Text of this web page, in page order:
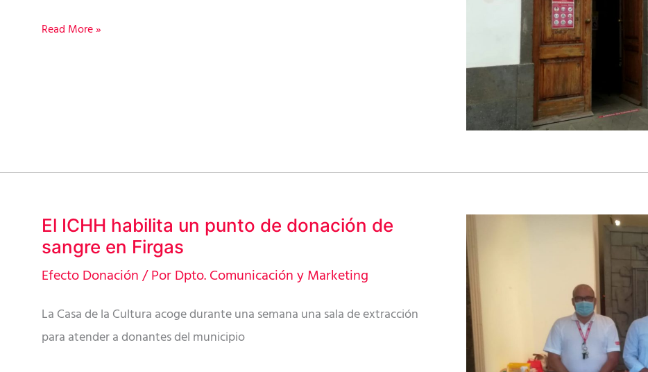
de
Read More »
El ICHH habilita un punto de donación de
sangre en Firgas
Efecto Donación/ PorDpto. Comunicación y Marketing
La Casa de la Cultura acoge durante una semana una sala de extracción
para atender a donantes del municipio
El
ICHH
habilita
punto
de